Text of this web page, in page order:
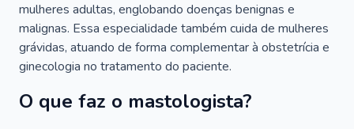
mulheres adultas, englobando doenças benignas e
malignas. Essa especialidade também cuida de mulheres
grávidas, atuando de forma complementar à obstetrícia e
ginecologia no tratamento do paciente.
O que faz o mastologista?